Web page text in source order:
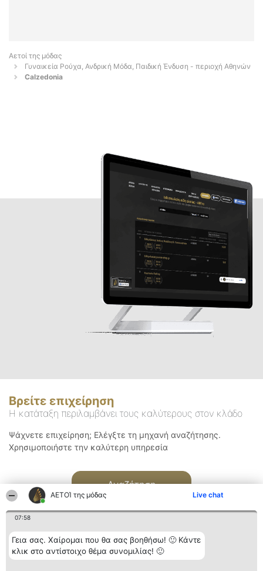
ΑΕΤΟΊ της μόδας Live chat
07:58
Γεια σας. Χαίρομαι που θα σας βοηθήσω! 🙂 Κάντε
κλικ στο αντίστοιχο θέμα συνομιλίας! 🙂
Αετοί της μόδας
Γυναικεία Ρούχα, Ανδρική Μόδα, Παιδική Ένδυση - περιοχή Αθηνών
Calzedonia
Βρείτε επιχείρηση
Η κατάταξη περιλαμβάνει τους καλύτερους στον κλάδο
Ψάχνετε επιχείρηση; Ελέγξτε τη μηχανή αναζήτησης.
Χρησιμοποιήστε την καλύτερη υπηρεσία
Αναζήτηση